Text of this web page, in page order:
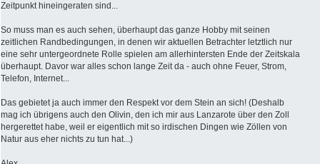
Zeitpunkt hineingeraten sind...
So muss man es auch sehen, überhaupt das ganze Hobby mit seinen
zeitlichen Randbedingungen, in denen wir aktuellen Betrachter letztlich nur
eine sehr untergeordnete Rolle spielen am allerhintersten Ende der Zeitskala
überhaupt. Davor war alles schon lange Zeit da - auch ohne Feuer, Strom,
Telefon, Internet...
Das gebietet ja auch immer den Respekt vor dem Stein an sich! (Deshalb
mag ich übrigens auch den Olivin, den ich mir aus Lanzarote über den Zoll
hergerettet habe, weil er eigentlich mit so irdischen Dingen wie Zöllen von
Natur aus eher nichts zu tun hat...)